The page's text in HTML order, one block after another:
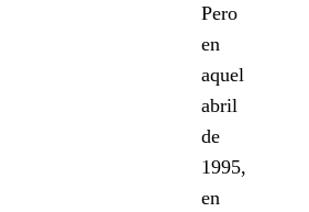
Pero
en
aquel
abril
de
1995,
en